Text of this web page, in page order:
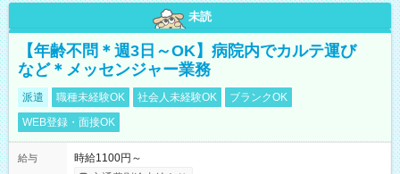
未読
【年齢不問＊週3日～OK】病院内でカルテ運び
など＊メッセンジャー業務
派遣 職種未経験OK 社会人未経験OK
ブランクOK
WEB登録・面接OK
給与
時給1100円～